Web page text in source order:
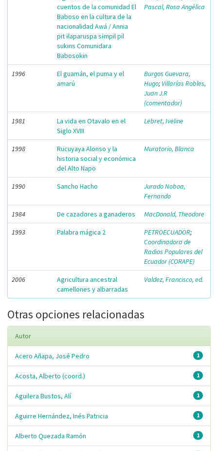
cuentos de la comunidad El
Baboso en la cultura de la
nacionalidad Awá / Annia
pit ɨlaparuspa sɨmpil pil
sukins Comunidara
Babosokin
Pascal, Rosa Angélica
1996
El guamán, el puma y el
amarú
Burgos Guevara,
Hugo; Villarías Robles,
Juan J.R
(comentador)
1981
La vida en Otavalo en el
Siglo XVIII
Lebret, Iveline
1998
Rucuyaya Alonso y la
historia social y económica
del Alto Napo
Muratorio, Blanca
1990 Sancho Hacho
Jurado Noboa,
Fernando
1984 De cazadores a ganaderos MacDonald, Theodore
1993 Palabra mágica 2 PETROECUADOR;
Coordinadora de
Radios Populares del
Ecuador (CORAPE)
2006
Agricultura ancestral
camellones y albarradas
Valdez, Francisco, ed.
Otras opciones relacionadas
Autor
1
Acero Añapa, José Pedro
1
Acosta, Alberto (coord.)
1
Aguilera Bustos, Alí
1
Aguirre Hernández, Inés Patricia
1
Alberto Quezada Ramón